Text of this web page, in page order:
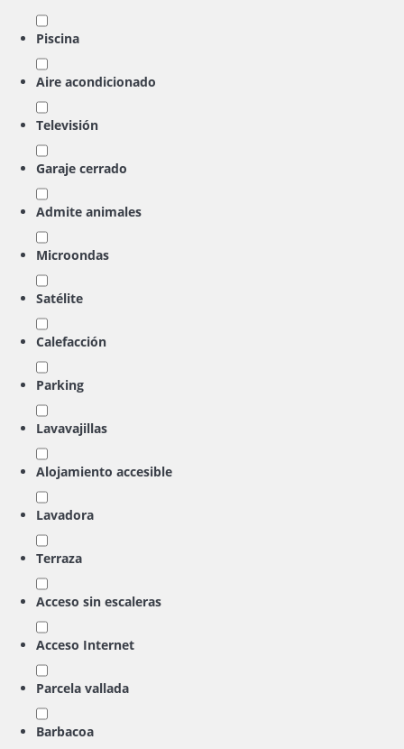
Piscina
Aire acondicionado
Televisión
Garaje cerrado
Admite animales
Microondas
Satélite
Calefacción
Parking
Lavavajillas
Alojamiento accesible
Lavadora
Terraza
Acceso sin escaleras
Acceso Internet
Parcela vallada
Barbacoa